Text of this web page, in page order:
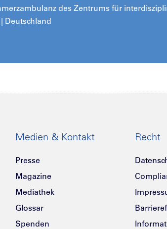
des Zentrums für
Deutschland
Medien & Kontakt
Presse
Magazine
Mediathek
Glossar
Spenden
Recht